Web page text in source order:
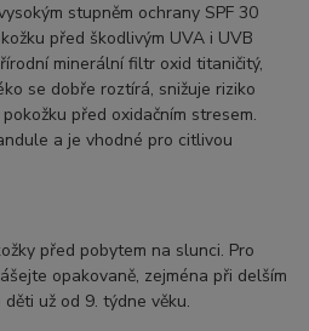
stupněm ochrany SPF 30
před škodlivým UVA i UVB
minerální filtr oxid titaničitý,
se dobře roztírá, snižuje riziko
před oxidačním stresem.
a je vhodné pro citlivou
před pobytem na slunci. Pro
opakovaně, zejména při delším
už od 9. týdne věku.